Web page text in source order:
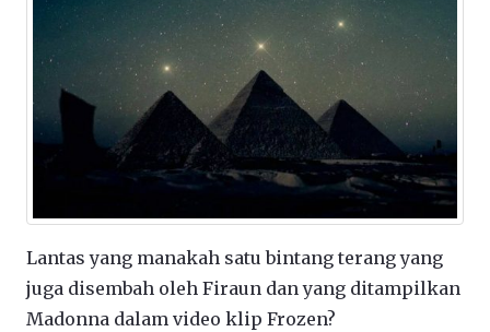
Lantas yang manakah satu bintang terang yang
juga disembah oleh Firaun dan yang ditampilkan
Madonna dalam video klip Frozen?